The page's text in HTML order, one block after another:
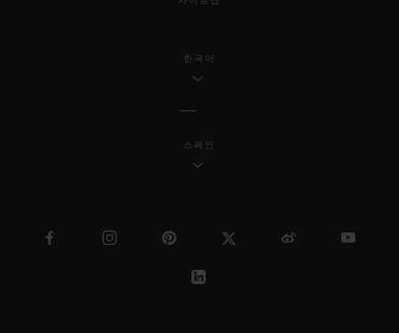
한국어
스페인